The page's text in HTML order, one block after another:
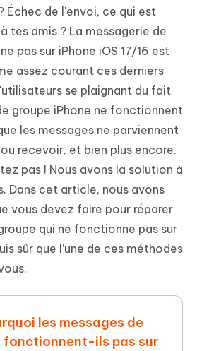
Échec de l'envoi, ce qui est
tes amis ? La messagerie de
pas sur iPhone iOS 17/16 est
assez courant ces derniers
se plaignant du fait
groupe iPhone ne fonctionnent
les messages ne parviennent
recevoir, et bien plus encore.
pas ! Nous avons la solution à
Dans cet article, nous avons
vous devez faire pour réparer
qui ne fonctionne pas sur
sûr que l’une de ces méthodes
les messages de
fonctionnent-ils pas sur